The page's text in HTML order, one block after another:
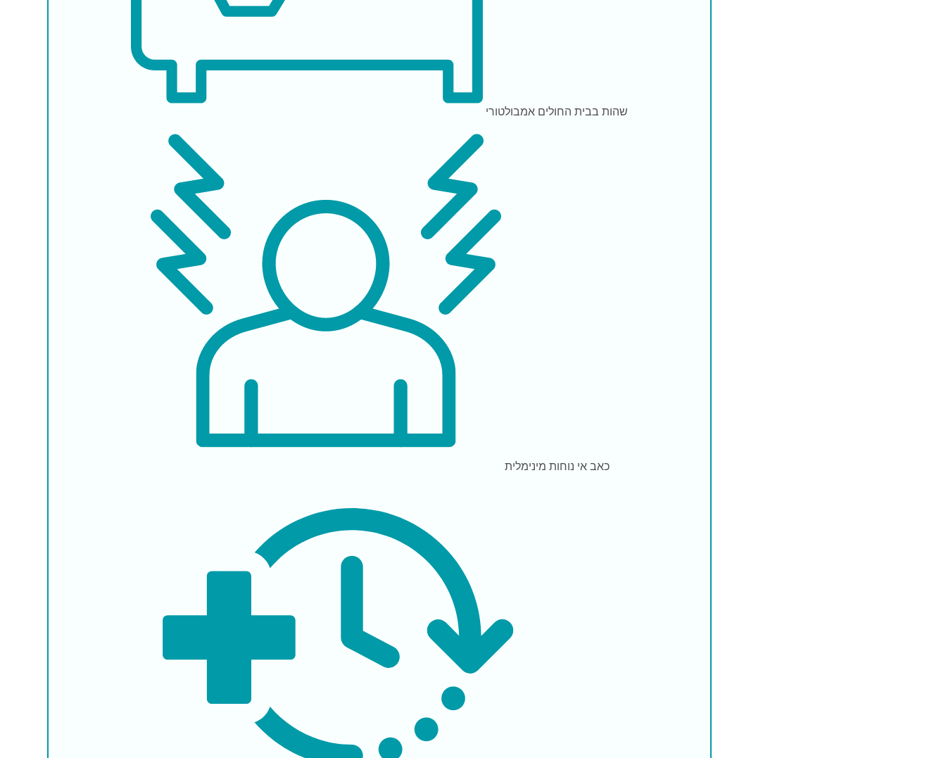
שהות בבית החולים אמבולטורי
כאבאי נוחות מינימלית